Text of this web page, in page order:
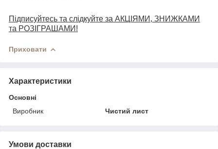
Підписуйтесь та слідкуйте за АКЦІЯМИ, ЗНИЖКАМИ
та РОЗІГРАШАМИ!
Приховати
Характеристики
Основні
Виробник
Чистий лист
Умови доставки